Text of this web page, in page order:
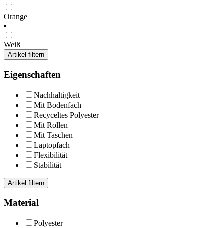
Orange
Weiß
Artikel filtern
Eigenschaften
Nachhaltigkeit
Mit Bodenfach
Recyceltes Polyester
Mit Rollen
Mit Taschen
Laptopfach
Flexibilität
Stabilität
Artikel filtern
Material
Polyester